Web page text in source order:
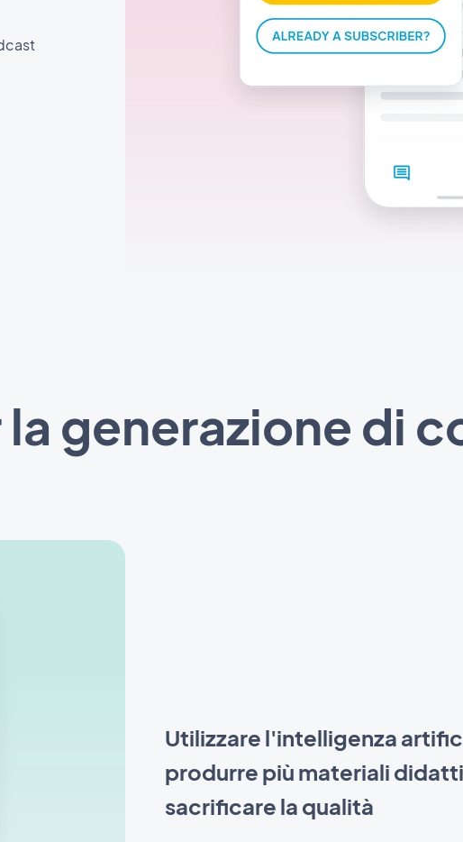
generazione di
Utilizzare l'intelligenza
produrre più materiali
sacrificare la qualità